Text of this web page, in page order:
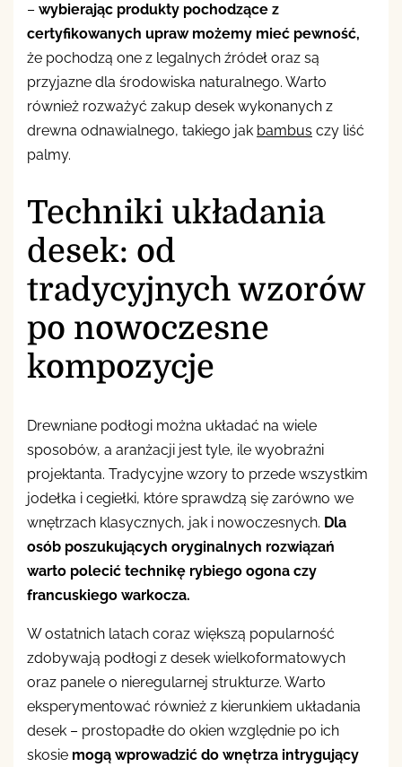
– wybierając produkty pochodzące z
certyfikowanych upraw możemy mieć pewność,
że pochodzą one z legalnych źródeł oraz są
przyjazne dla środowiska naturalnego. Warto
również rozważyć zakup desek wykonanych z
drewna odnawialnego, takiego jak bambus czy liść
palmy.
Techniki układania
desek: od
tradycyjnych wzorów
po nowoczesne
kompozycje
Drewniane podłogi można układać na wiele
sposobów, a aranżacji jest tyle, ile wyobraźni
projektanta. Tradycyjne wzory to przede wszystkim
jodełka i cegiełki, które sprawdzą się zarówno we
wnętrzach klasycznych, jak i nowoczesnych. Dla
osób poszukujących oryginalnych rozwiązań
warto polecić technikę rybiego ogona czy
francuskiego warkocza.
W ostatnich latach coraz większą popularność
zdobywają podłogi z desek wielkoformatowych
oraz panele o nieregularnej strukturze. Warto
eksperymentować również z kierunkiem układania
desek – prostopadłe do okien względnie po ich
skosie mogą wprowadzić do wnętrza intrygujący